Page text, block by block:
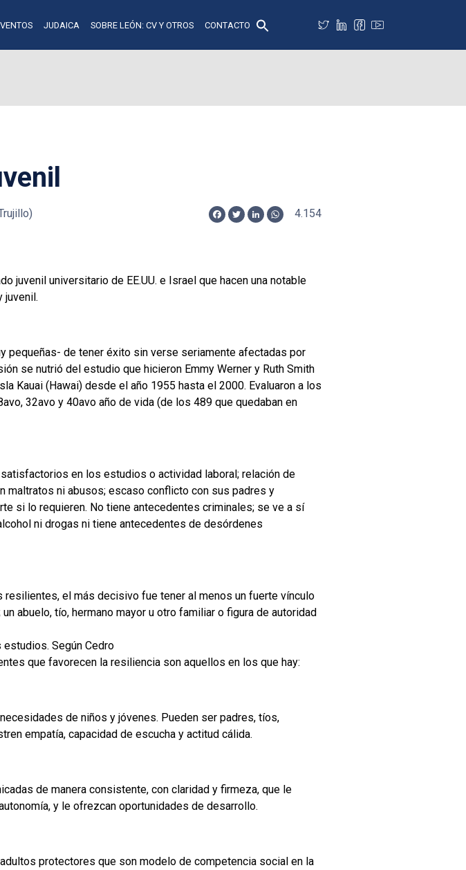
JUDAICA SOBRE LEÓN: CV Y OTROS CONTACTO
Facebook
TwitterLinkedInWhatsApp
4.154
juvenil universitario de EE.UU. e Israel que hacen una notable
juvenil.
pequeñas- de tener éxito sin verse seriamente afectadas por
se nutrió del estudio que hicieron Emmy Werner y Ruth Smith
Kauai (Hawai) desde el año 1955 hasta el 2000. Evaluaron a los
32avo y 40avo año de vida (de los 489 que quedaban en
en los estudios o actividad laboral; relación de
maltratos ni abusos; escaso conflicto con sus padres y
si lo requieren. No tiene antecedentes criminales; se ve a sí
ni drogas ni tiene antecedentes de desórdenes
el más decisivo fue tener al menos un fuerte vínculo
abuelo, tío, hermano mayor u otro familiar o figura de autoridad
Según Cedro
que favorecen la resiliencia son aquellos en los que hay:
de niños y jóvenes. Pueden ser padres, tíos,
empatía, capacidad de escucha y actitud cálida.
de manera consistente, con claridad y firmeza, que le
y le ofrezcan oportunidades de desarrollo.
protectores que son modelo de competencia social en la